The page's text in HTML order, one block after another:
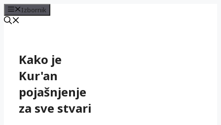
Izbornik
sadržajKako je
Kur'an
pojašnjenje
za sve stvari